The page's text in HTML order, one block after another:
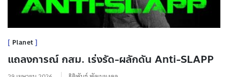
Planet
แถลงการณ์ กสม. เร่งรัด-ผลักดัน Anti-SLAPP